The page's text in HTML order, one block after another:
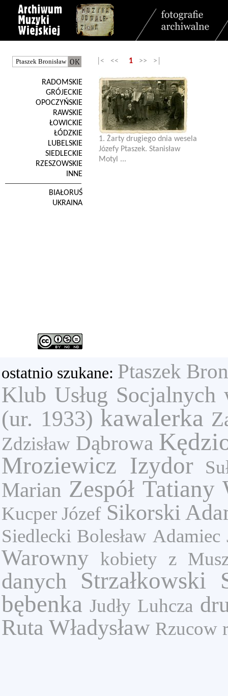
RADOMSKIE
GRÓJECKIE
OPOCZYŃSKIE
RAWSKIE
ŁOWICKIE
ŁÓDZKIE
LUBELSKIE
SIEDLECKIE
RZESZOWSKIE
INNE
BIAŁORUŚ
UKRAINA
|< << 1 >> >|
1. Żarty drugiego dnia wesela
Józefy Ptaszek. Stanisław
Motyl ...
ostatnio szukane: Ptaszek
Klub Usług Socjalnych
(ur. 1933) kawalerka
Zdzisław Dąbrowa
Mroziewicz Izydor
Marian Zespół Tatiany
Kucper Józef Sikorski
Siedlecki Bolesław Adamiec
Warowny kobiety z
danych
Strzałkowski
bębenka Judły Luhcza
Ruta Władysław Rzucow